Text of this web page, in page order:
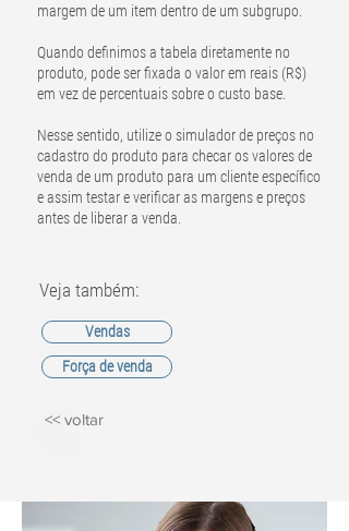
margem de um item dentro de um subgrupo.
Quando definimos a tabela diretamente no
produto, pode ser fixada o valor em reais (R$)
em vez de percentuais sobre o custo base.
Nesse sentido, utilize o simulador de preços no
cadastro do produto para checar os valores de
venda de um produto para um cliente específico
e assim testar e verificar as margens e preços
antes de liberar a venda.
Veja também:
Vendas
Força de venda
<< voltar